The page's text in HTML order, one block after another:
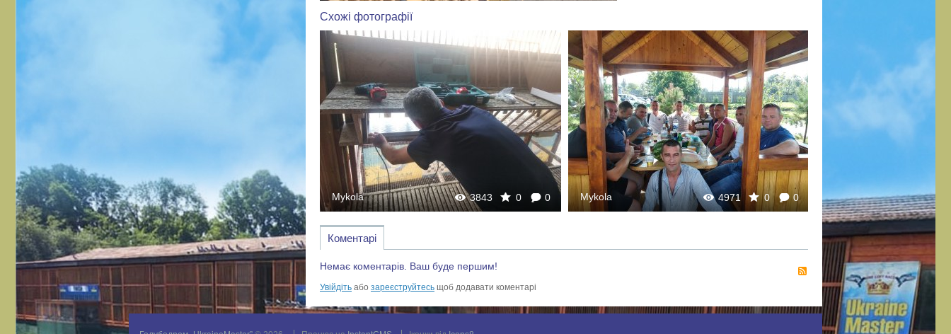
Схожі фотографії
0 0 3691 0 0
Mykola 3843 0 0
Mykola 4971 0 0
Mykola Mykola
Коментарі
RSS
Немає коментарів. Ваш буде першим!
Увійдіть або зареєструйтесь щоб додавати коментарі